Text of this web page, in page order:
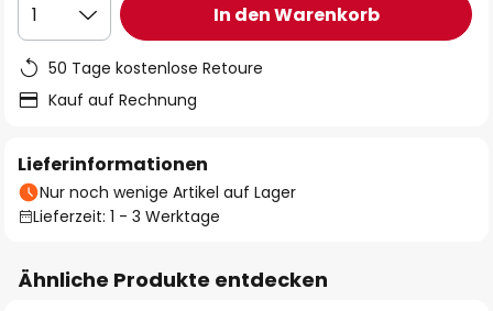
1 In den Warenkorb
50 Tage kostenlose Retoure
Kauf auf Rechnung
Lieferinformationen
Nur noch wenige Artikel auf Lager
Lieferzeit: 1 - 3 Werktage
Ähnliche Produkte entdecken